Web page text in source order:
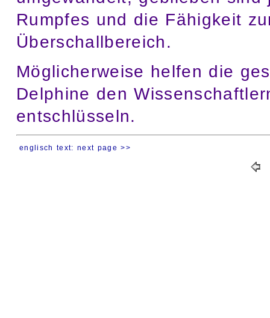
Rumpfes und die Fähigkeit
Überschallbereich.
Möglicherweise helfen die
Delphine den
entschlüsseln.
englisch text: next page >>